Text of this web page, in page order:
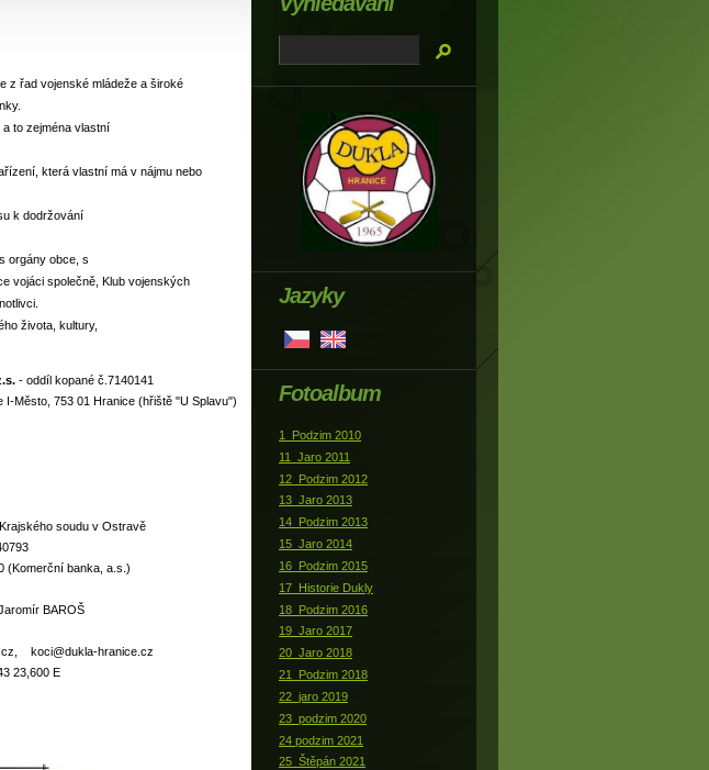
z řad vojenské mládeže a široké
to zejména vlastní
která vlastní má v nájmu nebo
k dodržování
orgány obce, s
vojáci společně, Klub vojenských
života, kultury,
- oddíl kopané č.7140141
I-Město, 753 01 Hranice (hřiště "U Splavu")
soudu v Ostravě
(Komerční banka, a.s.)
BAROŠ
koci@dukla-hranice.cz
23,600 E
Jazyky
Fotoalbum
1_Podzim 2010
11_Jaro 2011
12_Podzim 2012
13_Jaro 2013
14_Podzim 2013
15_Jaro 2014
16_Podzim 2015
17_Historie Dukly
18_Podzim 2016
19_Jaro 2017
20_Jaro 2018
21_Podzim 2018
22_jaro 2019
23_podzim 2020
24 podzim 2021
25_Štěpán 2021